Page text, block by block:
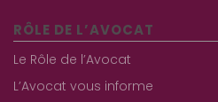
RÔLE DE L’AVOCAT
Le Rôle de l’Avocat
L’Avocat vous informe